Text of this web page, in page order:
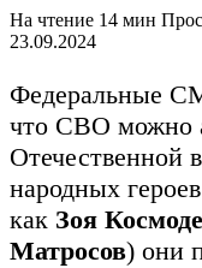
На чтение 14 мин
23.09.2024
Федеральные
что СВО можно
Отечественной
народных
как Зоя
Матросов) они